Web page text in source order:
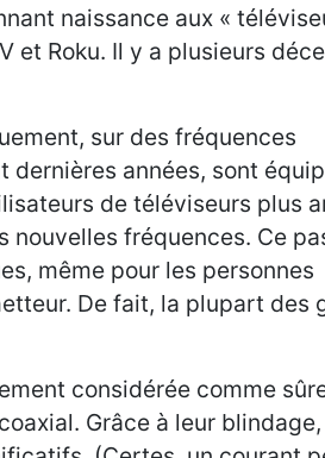
naissance aux «
et Roku. Il y a plusieurs
sur des fréquences
années, sont
de téléviseurs plus
fréquences. Ce
même pour les personnes
De fait, la plupart des
considérée comme
Grâce à leur